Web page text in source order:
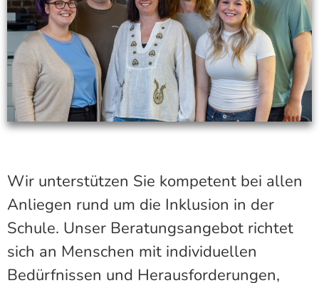
Wir unterstützen Sie kompetent bei allen
Anliegen rund um die Inklusion in der
Schule. Unser Beratungsangebot richtet
sich an Menschen mit individuellen
Bedürfnissen und Herausforderungen,